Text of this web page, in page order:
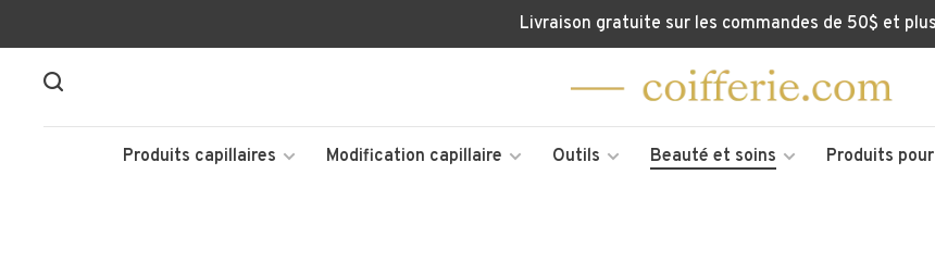
Livraison gratuite sur les commandes de 50$ et
Produits capillaires Modification capillaire Outils Beauté et soins Produits